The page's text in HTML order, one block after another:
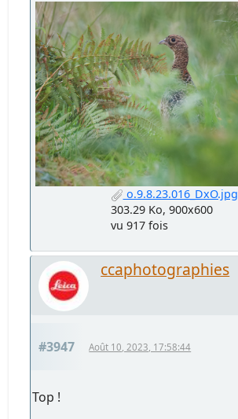
o.9.8.23.016_DxO.jpg
303.29 Ko, 900x600
vu 917 fois
ccaphotographies
#3947 Août 10, 2023, 17:58:44
Top !